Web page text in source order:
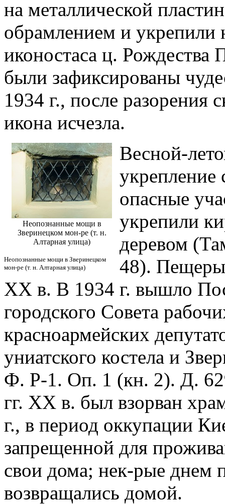
на металлической
обрамлением и укрепили
иконостаса ц.
были зафиксированы
1934 г., после разорения
икона исчезла.
Неопознанные мощи в
Зверинецком мон-ре (т. н.
Алтарная улица)
Неопознанные мощи в Зверинецком
мон-ре (т. н. Алтарная улица)
Весной-
укрепление
опасные
укрепили
деревом
48). Пещеры
ХХ в. В 1934 г. вышло
городского Совета
красноармейских
униатского костела и
Ф. Р-1. Оп. 1 (кн. 2). Д.
гг. ХХ в. был взорван
г., в период оккупации
запрещенной для
свои дома; нек-рые днем
возвращались домой.